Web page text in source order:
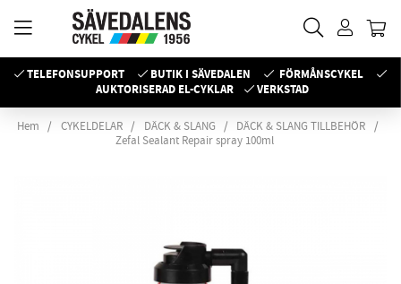
TELEFONSUPPORT BUTIK I SÄVEDALEN
FÖRMÅNSCYKEL
AUKTORISERAD EL-CYKLAR
VERKSTAD
Hem CYKELDELAR DÄCK & SLANG
DÄCK & SLANG TILLBEHÖR
Zefal Sealant Repair spray 100ml